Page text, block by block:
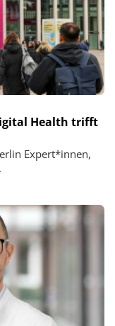
Health trifft
Expert*innen,